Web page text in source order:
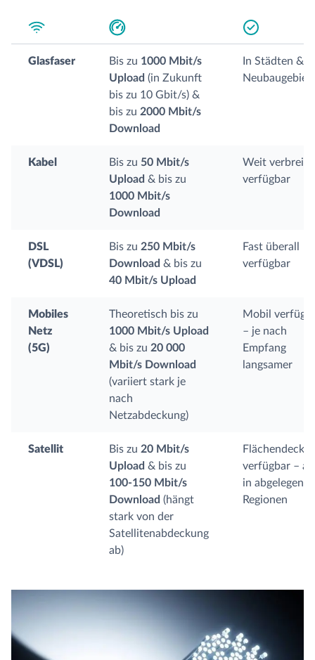
Glasfaser Bis zu 1000 Mbit/s
Upload (in Zukunft
bis zu 10 Gbit/s) &
bis zu 2000 Mbit/s
Download
In Städten &
Kabel Bis zu 50 Mbit/s
Upload & bis zu
1000 Mbit/s
Download
Weit
verfügbar
DSL
(VDSL)
Bis zu 250 Mbit/s
Download & bis zu
40 Mbit/s Upload
Fast überall
verfügbar
Mobiles
Netz
(5G)
Theoretisch bis zu
1000 Mbit/s Upload
& bis zu 20 000
Mbit/s Download
(variiert stark je
nach
Netzabdeckung)
Mobil
– je nach
Empfang
langsamer
Satellit Bis zu 20 Mbit/s
Upload & bis zu
100-150 Mbit/s
Download (hängt
stark von der
Satellitenabdeckung
ab)
verfügbar –
in abgelegenen
Regionen